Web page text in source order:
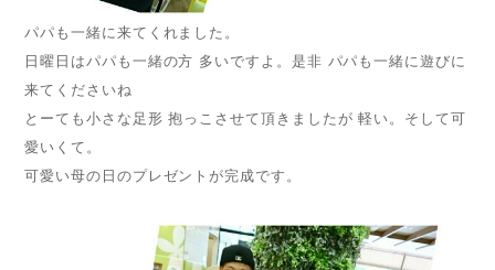
パパも一緒に来てくれました。
日曜日はパパも一緒の方 多いですよ。是非 パパも一緒に遊びに
来てくださいね
とーても小さな足形 抱っこさせて頂きましたが 軽い。そして可
愛いくて。
可愛い母の日のプレゼントが完成です。